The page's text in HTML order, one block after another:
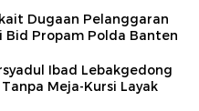
Dugaan Pelanggaran
Bid Propam Polda Banten
Ibad Lebakgedong
Meja-Kursi Layak